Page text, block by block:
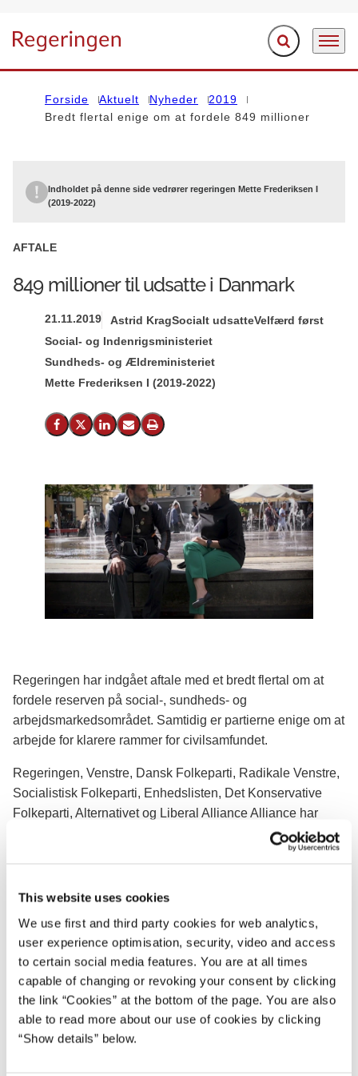
This website uses cookies
We use first and third party cookies for web analytics,
user experience optimisation, security, video and access
to certain social media features. You are at all times
capable of changing or revoking your consent by clicking
the link “Cookies” at the bottom of the page. You are also
able to read more about our use of cookies by clicking
“Show details” below.
Gå til forsiden Fold søgefelt ud
Menu
Forside Aktuelt Nyheder
2019
Bredt flertal enige om at fordele 849 millioner
Indholdet på denne side vedrører regeringen Mette Frederiksen I
(2019-2022)
AFTALE
849 millioner til udsatte i Danmark
21.11.2019 Astrid KragSocialt udsatteVelfærd først
Social- og Indenrigsministeriet
Sundheds- og Ældreministeriet
Mette Frederiksen I (2019-2022)
Del på Facebook
Del på X (Twitter)
Del på LinkedIn
Send email
Print
Regeringen har indgået aftale med et bredt flertal om at
fordele reserven på social-, sundheds- og
arbejdsmarkedsområdet. Samtidig er partierne enige om at
arbejde for klarere rammer for civilsamfundet.
Regeringen, Venstre, Dansk Folkeparti, Radikale Venstre,
Socialistisk Folkeparti, Enhedslisten, Det Konservative
Folkeparti, Alternativet og Liberal Alliance Alliance har
indgået aftale om fordeling af reserven til foranstaltninger
på social-, sundheds- og arbejdsmarkedsområdet. Med
afløser den nedlagte Satspulje og bruges på initiativer, der
På socialområdet er der bl.a. afsat penge over de næste
fire år til hjemløse, exit-program for prostitution,
ungekrisecenter, bedre rammer for overgangen til
voksenlivet for unge med handicap, undersøgelse af
anbringelsessager og fritidsaktiviteter til udsatte børn og
unge. På sundheds- og ældreområdet er der afsat penge til